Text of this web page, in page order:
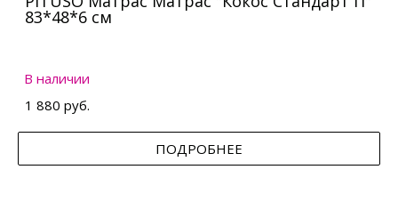
83*48*6 см
В наличии
1 880 руб.
ПОДРОБНЕЕ